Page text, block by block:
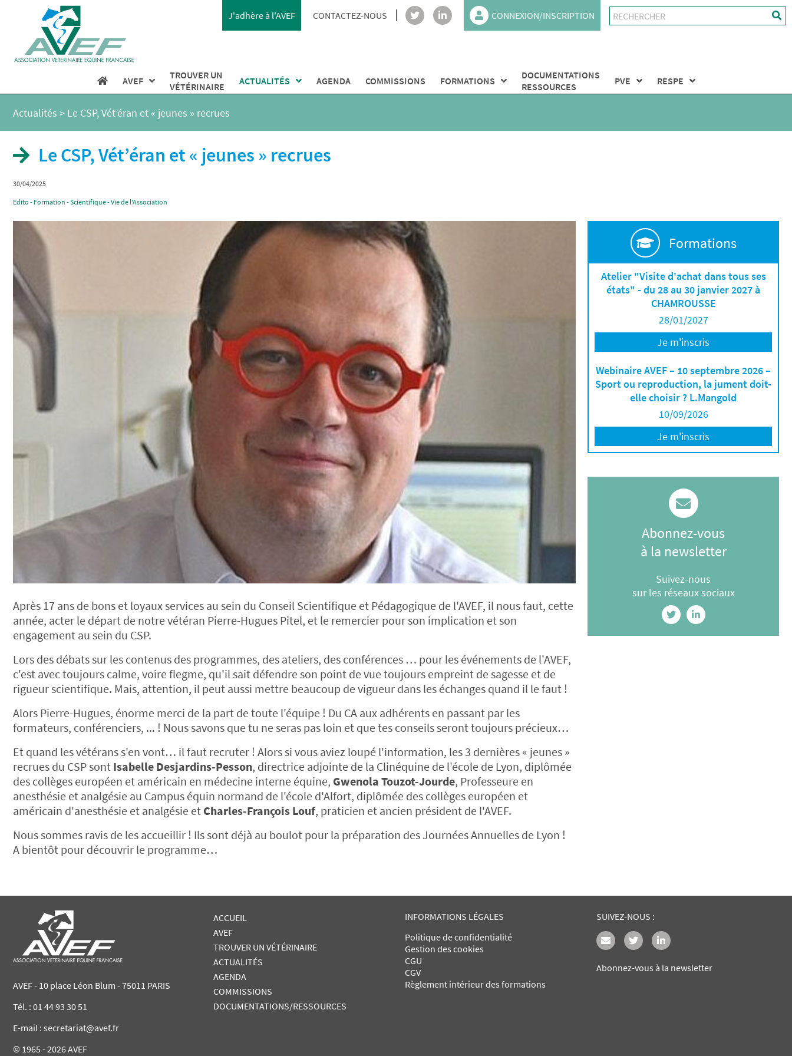
J'adhère à l'AVEF CONTACTEZ-NOUS CONNEXION/INSCRIPTION
AVEF
TROUVER UN
VÉTÉRINAIRE
ACTUALITÉS AGENDA COMMISSIONS FORMATIONS
DOCUMENTATIONS
RESSOURCES
PVE RESPE
Actualités > Le CSP, Vét’éran et « jeunes » recrues
Le CSP, Vét’éran et « jeunes » recrues
30/04/2025
Edito - Formation - Scientifique - Vie de l'Association
Après 17 ans de bons et loyaux services au sein du Conseil Scientifique et Pédagogique de l'AVEF, il nous faut, cette
année, acter le départ de notre vétéran Pierre-Hugues Pitel, et le remercier pour son implication et son
engagement au sein du CSP.
Lors des débats sur les contenus des programmes, des ateliers, des conférences … pour les événements de l'AVEF,
c'est avec toujours calme, voire flegme, qu'il sait défendre son point de vue toujours empreint de sagesse et de
rigueur scientifique. Mais, attention, il peut aussi mettre beaucoup de vigueur dans les échanges quand il le faut !
Alors Pierre-Hugues, énorme merci de la part de toute l'équipe ! Du CA aux adhérents en passant par les
formateurs, conférenciers, ... ! Nous savons que tu ne seras pas loin et que tes conseils seront toujours précieux…
Et quand les vétérans s'en vont… il faut recruter ! Alors si vous aviez loupé l'information, les 3 dernières « jeunes »
recrues du CSP sont Isabelle Desjardins-Pesson, directrice adjointe de la Clinéquine de l'école de Lyon, diplômée
des collèges européen et américain en médecine interne équine, Gwenola Touzot-Jourde, Professeure en
anesthésie et analgésie au Campus équin normand de l'école d'Alfort, diplômée des collèges européen et
américain d'anesthésie et analgésie et Charles-François Louf, praticien et ancien président de l'AVEF.
Nous sommes ravis de les accueillir ! Ils sont déjà au boulot pour la préparation des Journées Annuelles de Lyon !
A bientôt pour découvrir le programme…
Formations
Atelier "Visite d'achat dans tous ses
états" - du 28 au 30 janvier 2027 à
CHAMROUSSE
28/01/2027
Je m'inscris
Webinaire AVEF – 10 septembre 2026 –
Sport ou reproduction, la jument doit-
elle choisir ? L.Mangold
10/09/2026
Je m'inscris
Abonnez-vous
à la newsletter
Suivez-nous
sur les réseaux sociaux
AVEF - 10 place Léon Blum - 75011 PARIS
Tél. : 01 44 93 30 51
E-mail : secretariat@avef.fr
© 1965 - 2026 AVEF
ACCUEIL
AVEF
TROUVER UN VÉTÉRINAIRE
ACTUALITÉS
AGENDA
COMMISSIONS
DOCUMENTATIONS/RESSOURCES
INFORMATIONS LÉGALES
Politique de confidentialité
Gestion des cookies
CGU
CGV
Règlement intérieur des formations
SUIVEZ-NOUS :
Abonnez-vous à la newsletter